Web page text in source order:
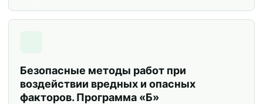
Безопасные методы работ при
воздействии вредных и опасных
факторов. Программа «Б»